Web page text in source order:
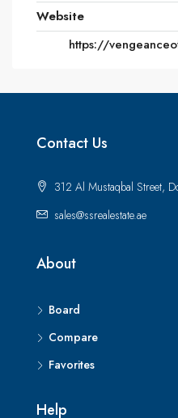
Website
https://
Contact Us
312 Al Mustaqbal Street,
sales@ssrealestate.ae
About
Board
Compare
Favorites
Help